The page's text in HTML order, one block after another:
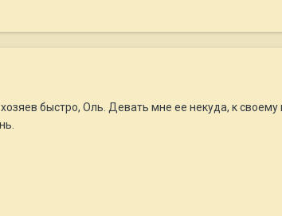
быстро, Оль. Девать мне ее некуда, к